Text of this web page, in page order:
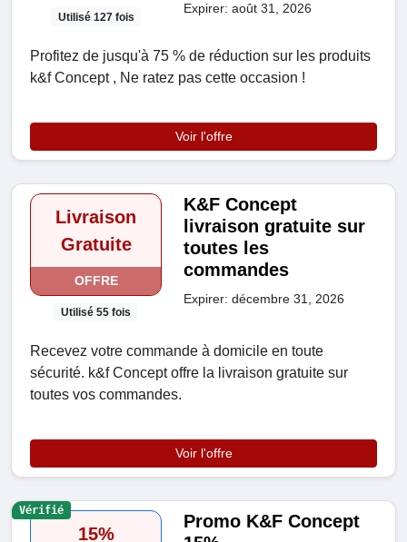
Utilisé 127 fois
Expirer: août 31, 2026
Profitez de jusqu'à 75 % de réduction sur les produits
k&f Concept , Ne ratez pas cette occasion !
Voir l'offre
Livraison
Gratuite
OFFRE
Utilisé 55 fois
K&F Concept
livraison gratuite sur
toutes les
commandes
Expirer: décembre 31, 2026
Recevez votre commande à domicile en toute
sécurité. k&f Concept offre la livraison gratuite sur
toutes vos commandes.
Voir l'offre
15%
Promo K&F Concept
Vérifié